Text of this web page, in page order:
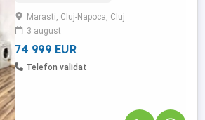
vanzare, decomandata, situata in
localitatea Cluj-Napoca, ...
Marasti, Cluj-Napoca, Cluj
3 august
74 999 EUR
Telefon validat